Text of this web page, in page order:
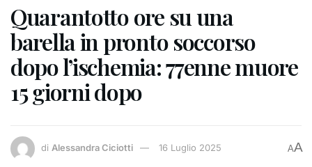
Quarantotto ore su una
barella in pronto soccorso
dopo l’ischemia: 77enne muore
15 giorni dopo
di Alessandra Ciciotti 16 Luglio 2025 AA